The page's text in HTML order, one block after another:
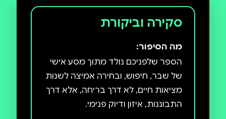
סקירה וביקורת
מה הסיפור:
הספר שלפניכם נולד מתוך מסע אישי
של שבר, חיפוש, ובחירה אמיצה לשנות
מציאות חיים, לא דרך בריחה, אלא דרך